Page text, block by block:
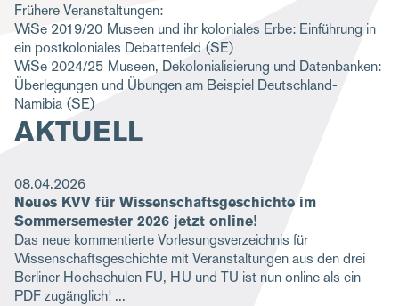
g
a
t
i
o
Frühere Veranstaltungen:
WiSe 2019/20 Museen und ihr koloniales Erbe: Einführung in
ein postkoloniales Debattenfeld (SE)
WiSe 2024/25 Museen, Dekolonialisierung und Datenbanken:
Überlegungen und Übungen am Beispiel Deutschland-
Namibia (SE)
AKTUELL
08.04.2026
Neues KVV für Wissenschaftsgeschichte im
Sommersemester 2026 jetzt online!
Das neue kommentierte Vorlesungsverzeichnis für
Wissenschaftsgeschichte mit Veranstaltungen aus den drei
Berliner Hochschulen FU, HU und TU ist nun online als ein
PDFzugänglich!